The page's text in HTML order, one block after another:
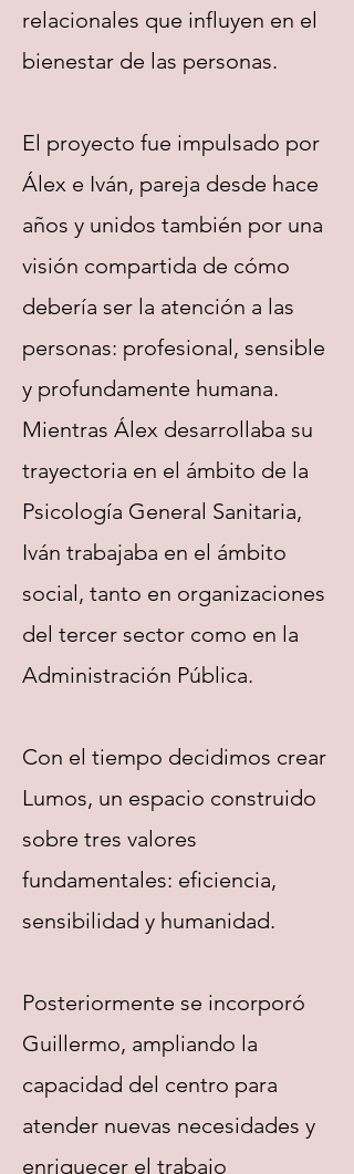
relacionales que influyen en el
bienestar de las personas.
El proyecto fue impulsado por
Álex e Iván, pareja desde hace
años y unidos también por una
visión compartida de cómo
debería ser la atención a las
personas: profesional, sensible
y profundamente humana.
Mientras Álex desarrollaba su
trayectoria en el ámbito de la
Psicología General Sanitaria,
Iván trabajaba en el ámbito
social, tanto en organizaciones
del tercer sector como en la
Administración Pública.
Con el tiempo decidimos crear
Lumos, un espacio construido
sobre tres valores
fundamentales: eficiencia,
sensibilidad y humanidad.
Posteriormente se incorporó
Guillermo, ampliando la
capacidad del centro para
atender nuevas necesidades y
enriquecer el trabajo